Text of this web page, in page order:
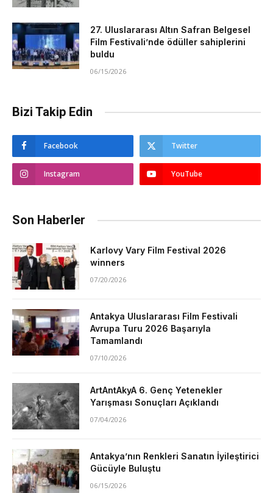
27. Uluslararası Altın Safran Belgesel
Film Festivali’nde ödüller sahiplerini
buldu
06/15/2026
Bizi Takip Edin
Facebook Twitter
Instagram YouTube
Son Haberler
Karlovy Vary Film Festival 2026
winners
07/20/2026
Antakya Uluslararası Film Festivali
Avrupa Turu 2026 Başarıyla
Tamamlandı
07/10/2026
ArtAntAkyA 6. Genç Yetenekler
Yarışması Sonuçları Açıklandı
07/04/2026
Antakya’nın Renkleri Sanatın İyileştirici
Gücüyle Buluştu
06/15/2026